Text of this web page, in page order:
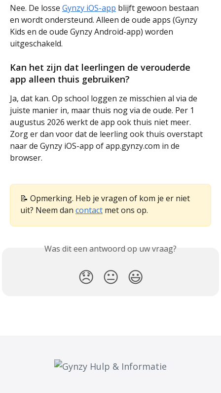
Nee. De losse Gynzy iOS-app blijft gewoon bestaan
en wordt ondersteund. Alleen de oude apps (Gynzy
Kids en de oude Gynzy Android-app) worden
uitgeschakeld.
Kan het zijn dat leerlingen de verouderde
app alleen thuis gebruiken?
Ja, dat kan. Op school loggen ze misschien al via de
juiste manier in, maar thuis nog via de oude. Per 1
augustus 2026 werkt de app ook thuis niet meer.
Zorg er dan voor dat de leerling ook thuis overstapt
naar de Gynzy iOS-app of app.gynzy.com in de
browser.
📝 Opmerking. Heb je vragen of kom je er niet
uit? Neem dan contact met ons op.
Was dit een antwoord op uw vraag?
😞 😐 😃